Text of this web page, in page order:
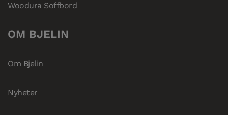
Woodura Soffbord
OM BJELIN
Om Bjelin
Nyheter